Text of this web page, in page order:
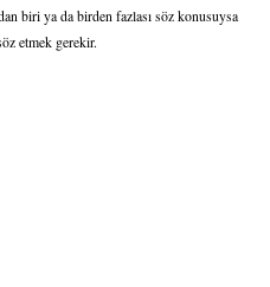
biri ya da birden fazlası söz konusuysa
etmek gerekir.